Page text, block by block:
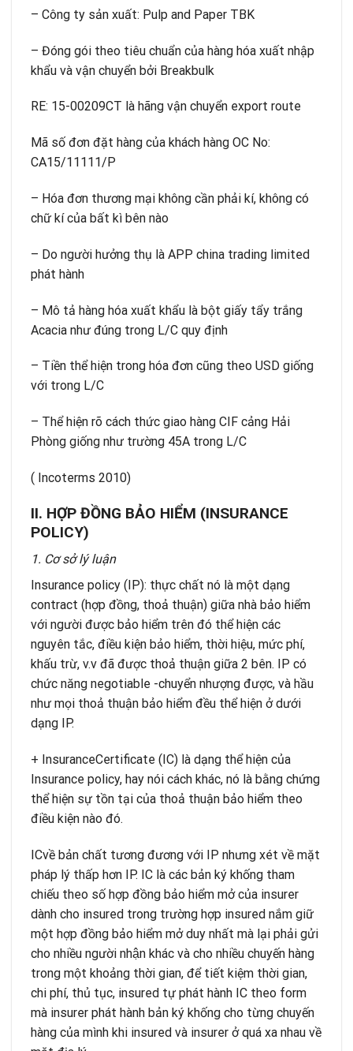
– Công ty sản xuất: Pulp and Paper TBK
– Đóng gói theo tiêu chuẩn của hàng hóa xuất nhập
khẩu và vận chuyển bởi Breakbulk
RE: 15-00209CT là hãng vận chuyển export route
Mã số đơn đặt hàng của khách hàng OC No:
CA15/11111/P
– Hóa đơn thương mại không cần phải kí, không có
chữ kí của bất kì bên nào
– Do người hưởng thụ là APP china trading limited
phát hành
– Mô tả hàng hóa xuất khẩu là bột giấy tẩy trắng
Acacia như đúng trong L/C quy định
– Tiền thể hiện trong hóa đơn cũng theo USD giống
với trong L/C
– Thể hiện rõ cách thức giao hàng CIF cảng Hải
Phòng giống như trường 45A trong L/C
( Incoterms 2010)
II. HỢP ĐỒNG BẢO HIỂM (INSURANCE
POLICY)
1. Cơ sở lý luận
Insurance policy (IP): thực chất nó là một dạng
contract (hợp đồng, thoả thuận) giữa nhà bảo hiểm
với người được bảo hiểm trên đó thể hiện các
nguyên tắc, điều kiện bảo hiểm, thời hiệu, mức phí,
khấu trừ, v.v đã được thoả thuận giữa 2 bên. IP có
chức năng negotiable -chuyển nhượng được, và hầu
như mọi thoả thuận bảo hiểm đều thể hiện ở dưới
dạng IP.
+ InsuranceCertificate (IC) là dạng thể hiện của
Insurance policy, hay nói cách khác, nó là bằng chứng
thể hiện sự tồn tại của thoả thuận bảo hiểm theo
điều kiện nào đó.
ICvề bản chất tương đương với IP nhưng xét về mặt
pháp lý thấp hơn IP. IC là các bản ký khống tham
chiếu theo số hợp đồng bảo hiểm mở của insurer
dành cho insured trong trường hợp insured nắm giữ
một hợp đồng bảo hiểm mở duy nhất mà lại phải gửi
cho nhiều người nhận khác và cho nhiều chuyến hàng
trong một khoảng thời gian, để tiết kiệm thời gian,
chi phí, thủ tục, insured tự phát hành IC theo form
mà insurer phát hành bản ký khống cho từng chuyến
hàng của mình khi insured và insurer ở quá xa nhau về